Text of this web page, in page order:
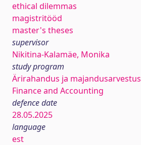
ethical dilemmas
magistritööd
master's theses
supervisor
Nikitina-Kalamäe, Monika
study program
Ärirahandus ja majandusarvestus
Finance and Accounting
defence date
28.05.2025
language
est